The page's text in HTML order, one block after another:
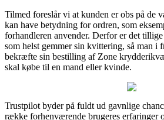
Tilmed foreslår vi at kunden er obs på de
kan have betydning for ordren, som
forhandleren anvender. Derfor er det
som helst gemmer sin kvittering, så man i
bekræfte sin bestilling af Zone
skal købe til en mand eller kvinde.
Trustpilot byder på fuldt ud gavnlige
række forhenværende brugeres erfaringer